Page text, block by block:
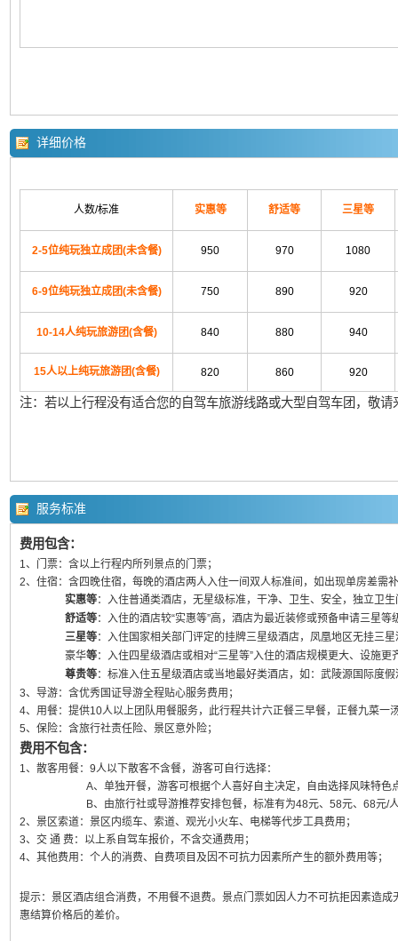
详细价格
人数/标准 实惠等 舒适等 三星等
2-5位纯玩独立成团(未含餐) 950 970 1080
6-9位纯玩独立成团(未含餐) 750 890 920
10-14人纯玩旅游团(含餐) 840 880 940
15人以上纯玩旅游团(含餐) 820 860 920
注：若以上行程没有适合您的自驾车旅游线路或大型自驾车团，敬
服务标准
费用包含：
1、门票：含以上行程内所列景点的门票；
2、住宿：含四晚住宿，每晚的酒店两人入住一间双人标准间，如出现单房差需
实惠等：入住普通类酒店，无星级标准，干净、卫生、安全，独立卫
舒适等：入住的酒店较“实惠等”高，酒店为最近装修或预备申请三星等
三星等：入住国家相关部门评定的挂牌三星级酒店，凤凰地区无挂三
豪华等：入住四星级酒店或相对“三星等”入住的酒店规模更大、设施
尊贵等：标准入住五星级酒店或当地最好类酒店，如：武陵源国际度
3、导游：含优秀国证导游全程贴心服务费用；
4、用餐：提供10人以上团队用餐服务，此行程共计六正餐三早餐，正餐九菜一
5、保险：含旅行社责任险、景区意外险；
费用不包含：
1、散客用餐：9人以下散客不含餐，游客可自行选择：
A、单独开餐，游客可根据个人喜好自主决定，自由选择风味特色
B、由旅行社或导游推荐安排包餐，标准有为48元、58元、68元/人.
2、景区索道：景区内缆车、索道、观光小火车、电梯等代步工具费用；
3、交 通 费：以上系自驾车报价，不含交通费用；
4、其他费用：个人的消费、自费项目及因不可抗力因素所产生的额外费用等；
提示： 景区酒店组合消费，不用餐不退费。景点门票如因人力不可抗拒因素造
惠结算价格后的差价。